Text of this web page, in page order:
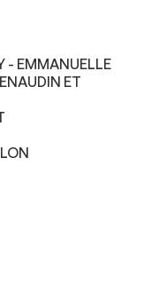
- EMMANUELLE
ET